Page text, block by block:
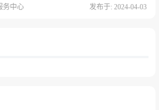
务中心 发布于: 2024-04-03